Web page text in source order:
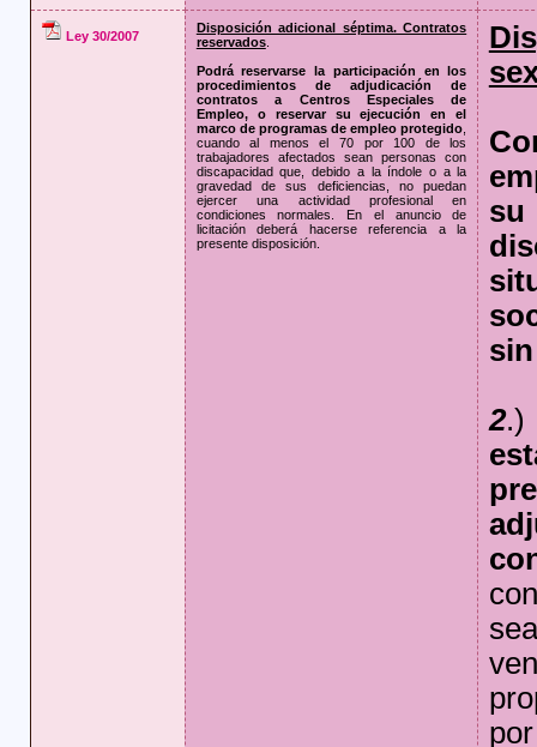
Ley 30/2007
Disposición adicional séptima. Contratos
reservados.
Podrá reservarse la participación en los
procedimientos de adjudicación de
contratos a Centros Especiales de
Empleo, o reservar su ejecución en el
marco de programas de empleo protegido
cuando al menos el 70 por 100 de los
trabajadores afectados sean personas con
discapacidad que, debido a la índole o a la
gravedad de sus deficiencias, no puedan
ejercer una actividad profesional en
condiciones normales. En el anuncio de
licitación deberá hacerse referencia a la
presente disposición.
su
2